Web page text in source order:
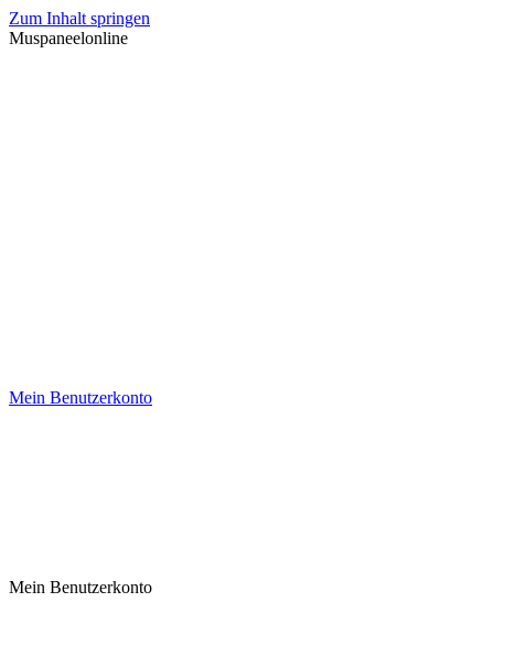
Zum Inhalt springen
Muspaneelonline
Mein Benutzerkonto
Mein Benutzerkonto